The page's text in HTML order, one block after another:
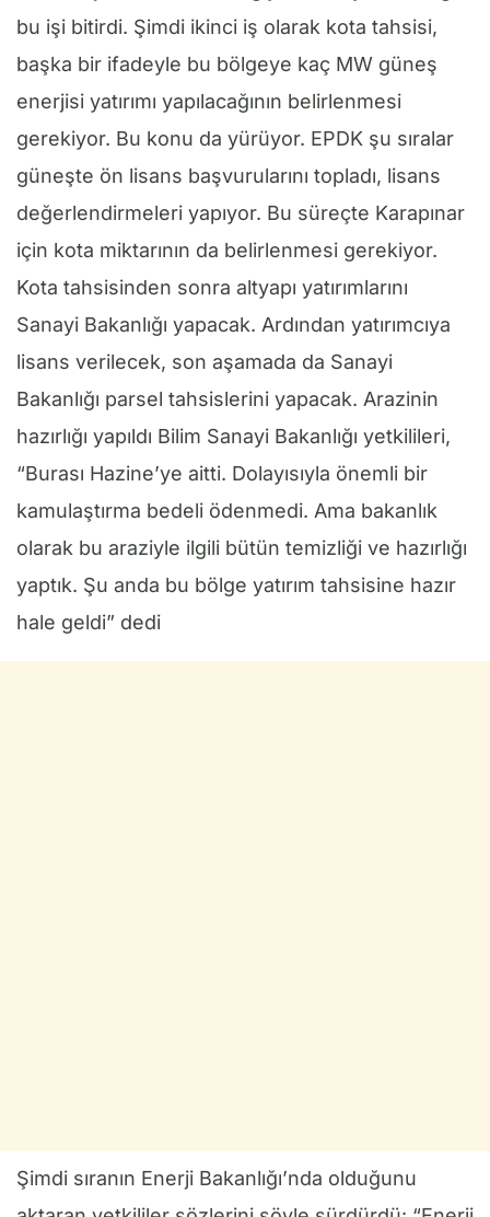
bu işi bitirdi. Şimdi ikinci iş olarak kota tahsisi,
başka bir ifadeyle bu bölgeye kaç MW güneş
enerjisi yatırımı yapılacağının belirlenmesi
gerekiyor. Bu konu da yürüyor. EPDK şu sıralar
güneşte ön lisans başvurularını topladı, lisans
değerlendirmeleri yapıyor. Bu süreçte Karapınar
için kota miktarının da belirlenmesi gerekiyor.
Kota tahsisinden sonra altyapı yatırımlarını
Sanayi Bakanlığı yapacak. Ardından yatırımcıya
lisans verilecek, son aşamada da Sanayi
Bakanlığı parsel tahsislerini yapacak. Arazinin
hazırlığı yapıldı Bilim Sanayi Bakanlığı yetkilileri,
“Burası Hazine’ye aitti. Dolayısıyla önemli bir
kamulaştırma bedeli ödenmedi. Ama bakanlık
olarak bu araziyle ilgili bütün temizliği ve hazırlığı
yaptık. Şu anda bu bölge yatırım tahsisine hazır
hale geldi” dedi
Şimdi sıranın Enerji Bakanlığı’nda olduğunu